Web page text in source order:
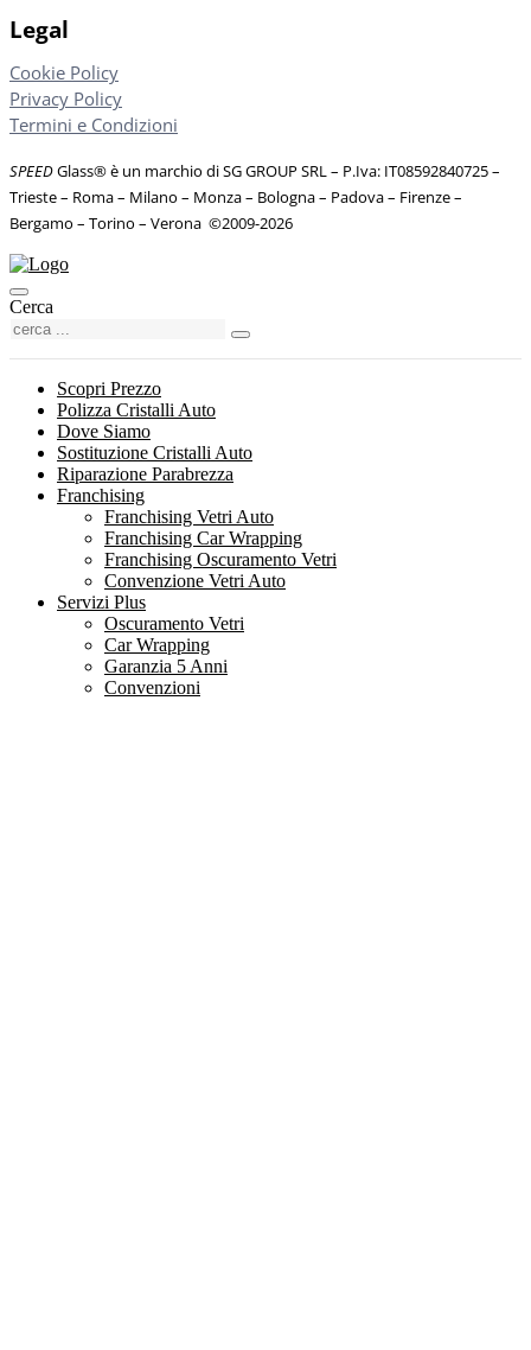
Legal
Cookie Policy
Privacy Policy
Termini e Condizioni
SPEEDGlass® è un marchio di SG GROUP SRL – P.Iva: IT08592840725–
Trieste – Roma – Milano – Monza – Bologna – Padova – Firenze –
Bergamo – Torino – Verona ©2009-2026
Cerca
Scopri Prezzo
Polizza Cristalli Auto
Dove Siamo
Sostituzione Cristalli Auto
Riparazione Parabrezza
Franchising
Franchising Vetri Auto
Franchising Car Wrapping
Franchising Oscuramento Vetri
Convenzione Vetri Auto
Servizi Plus
Oscuramento Vetri
Car Wrapping
Garanzia 5 Anni
Convenzioni